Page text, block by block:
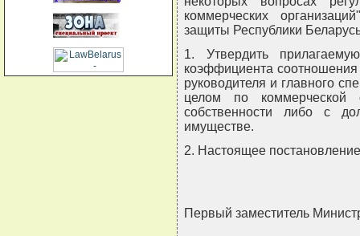
коммерческих
защиты Республики
1. Утвердить
коэффициента соотношения
руководителя и главного
целом по коммерческой
собственности либо с
имуществе.
2. Настоящее
Первый заместитель